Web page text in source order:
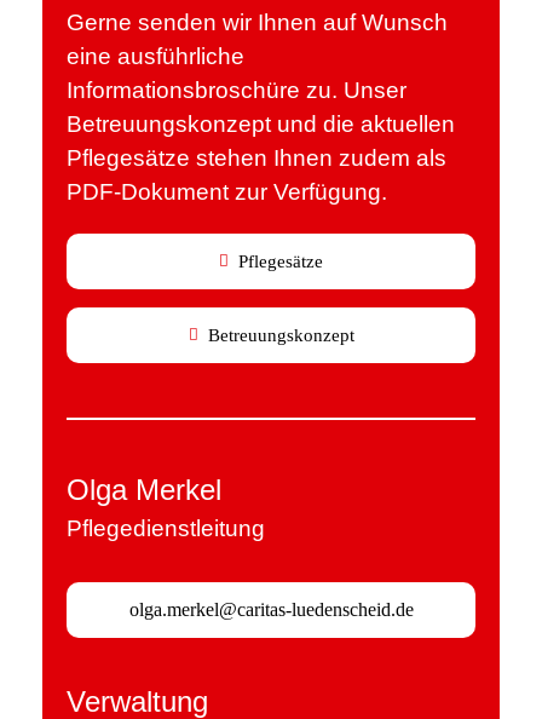
Gerne senden wir Ihnen auf Wunsch
eine ausführliche
Informationsbroschüre zu. Unser
Betreuungskonzept und die aktuellen
Pflegesätze stehen Ihnen zudem als
PDF-Dokument zur Verfügung.
Pflegesätze
Betreuungskonzept
Olga Merkel
Pflegedienstleitung
olga.merkel@caritas-luedenscheid.de
Verwaltung